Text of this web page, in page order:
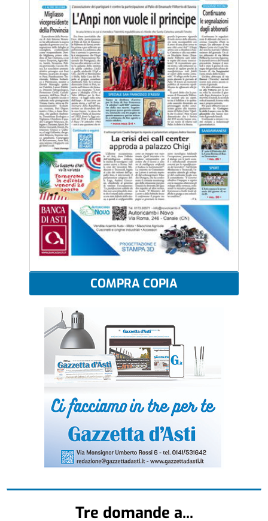
COMPRA COPIA
Tre domande a...